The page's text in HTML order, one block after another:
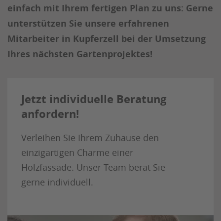
einfach mit Ihrem fertigen Plan zu uns: Gerne
unterstützen Sie unsere erfahrenen
Mitarbeiter in Kupferzell bei der Umsetzung
Ihres nächsten Gartenprojektes!
Jetzt individuelle Beratung
anfordern!
Verleihen Sie Ihrem Zuhause den
einzigartigen Charme einer
Holzfassade. Unser Team berät Sie
gerne individuell.